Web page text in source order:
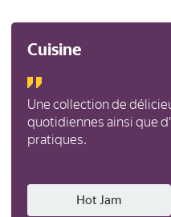
Cuisine
Une collection de
quotidiennes ainsi que
pratiques.
Hot Jam